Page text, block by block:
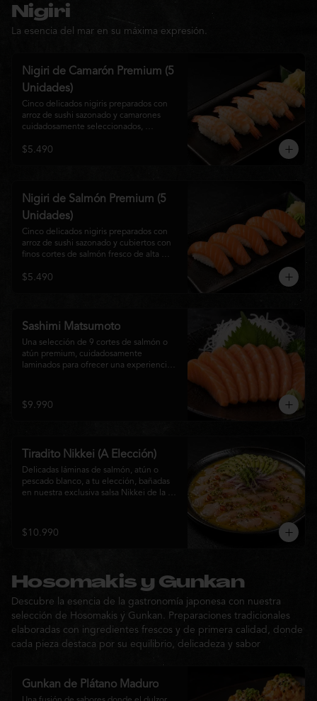
Nigiri
La esencia del mar en su máxima expresión.
Nigiri de Camarón Premium (5
Unidades)
Cinco delicados nigiris preparados con
arroz de sushi sazonado y camarones
cuidadosamente seleccionados,
Su textura suave, frescura y sabor natural
$5.490
Nigiri de Salmón Premium (5
Unidades)
Cinco delicados nigiris preparados con
arroz de sushi sazonado y cubiertos con
finos cortes de salmón fresco de alta
gastronomía japonesa que destaca por su
$5.490
Sashimi Matsumoto
Una selección de 9 cortes de salmón o
atún premium, cuidadosamente
laminados para ofrecer una experiencia
$9.990
Tiradito Nikkei (A Elección)
Delicadas láminas de salmón, atún o
pescado blanco, a tu elección, bañadas
en nuestra exclusiva salsa Nikkei de la
palta, cebolla morada, ají fresco, brotes y
sésamo, ofreciendo una experiencia
$10.990
Hosomakis y Gunkan
Descubre la esencia de la gastronomía japonesa con nuestra
selección de Hosomakis y Gunkan. Preparaciones tradicionales
elaboradas con ingredientes frescos y de primera calidad, donde
cada pieza destaca por su equilibrio, delicadeza y sabor
Gunkan de Plátano Maduro